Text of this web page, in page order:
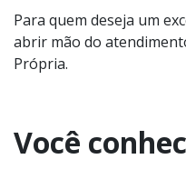
Para quem deseja um
abrir mão do
Própria.
Você